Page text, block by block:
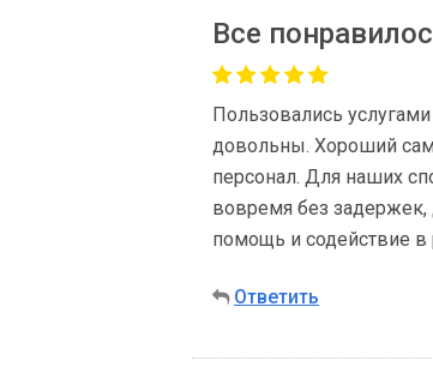
Все
Пользовались
довольны. Хороший
персонал. Для наших
вовремя без задержек,
помощь и содействие
Ответить